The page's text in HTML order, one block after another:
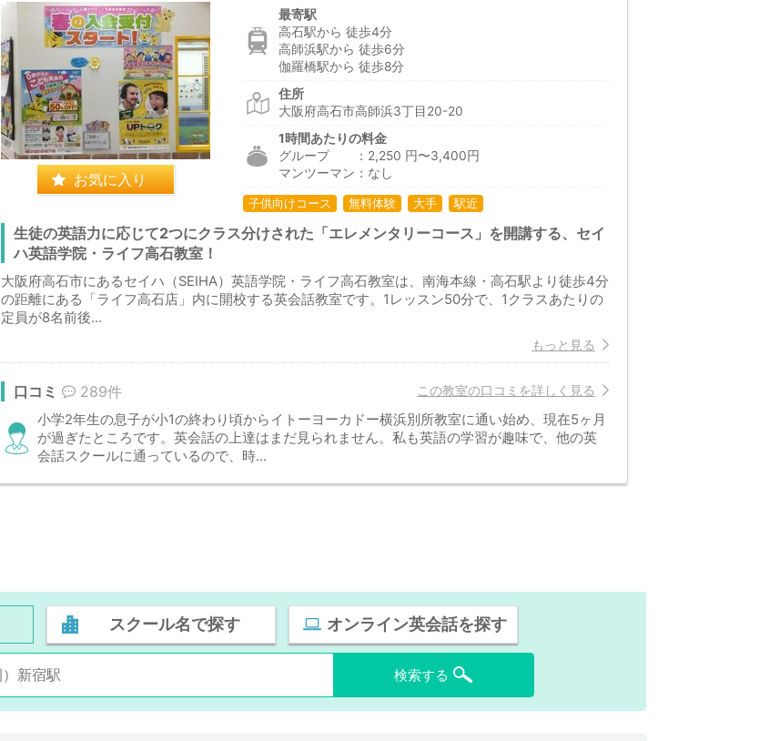
お気に入り
最寄駅
高石駅から 徒歩4分
高師浜駅から 徒歩6分
伽羅橋駅から 徒歩8分
住所
大阪府高石市高師浜3丁目20-20
1時間あたりの料金
グループ ：2,250 円〜3,400円
マンツーマン：なし
子供向けコース 無料体験 大手 駅近
生徒の英語力に応じて2つにクラス分けされた「エレメンタリーコース」を開講する、セイ
ハ英語学院・ライフ高石教室！
大阪府高石市にあるセイハ（SEIHA）英語学院・ライフ高石教室は、南海本線・高石駅より徒歩4分
の距離にある「ライフ高石店」内に開校する英会話教室です。1レッスン50分で、1クラスあたりの
定員が8名前後...
もっと見る
この教室の口コミを詳しく見る
口コミ 289件
小学2年生の息子が小1の終わり頃からイトーヨーカドー横浜別所教室に通い始め、現在5ヶ月
が過ぎたところです。英会話の上達はまだ見られません。私も英語の学習が趣味で、他の英
会話スクールに通っているので、時...
スクール名で探す オンライン英会話を探す
検索する